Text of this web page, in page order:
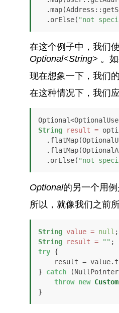
  .orElse(
"not
在这个例子中，我们
Optional<String> 。
现在想象一下，我们
在这种情况下，我们
String result =
  .orElse(
"not
Optional的另一个用
所以，就像我们之前
String value = null
String
result = ""
try {
} catch
throw new
}